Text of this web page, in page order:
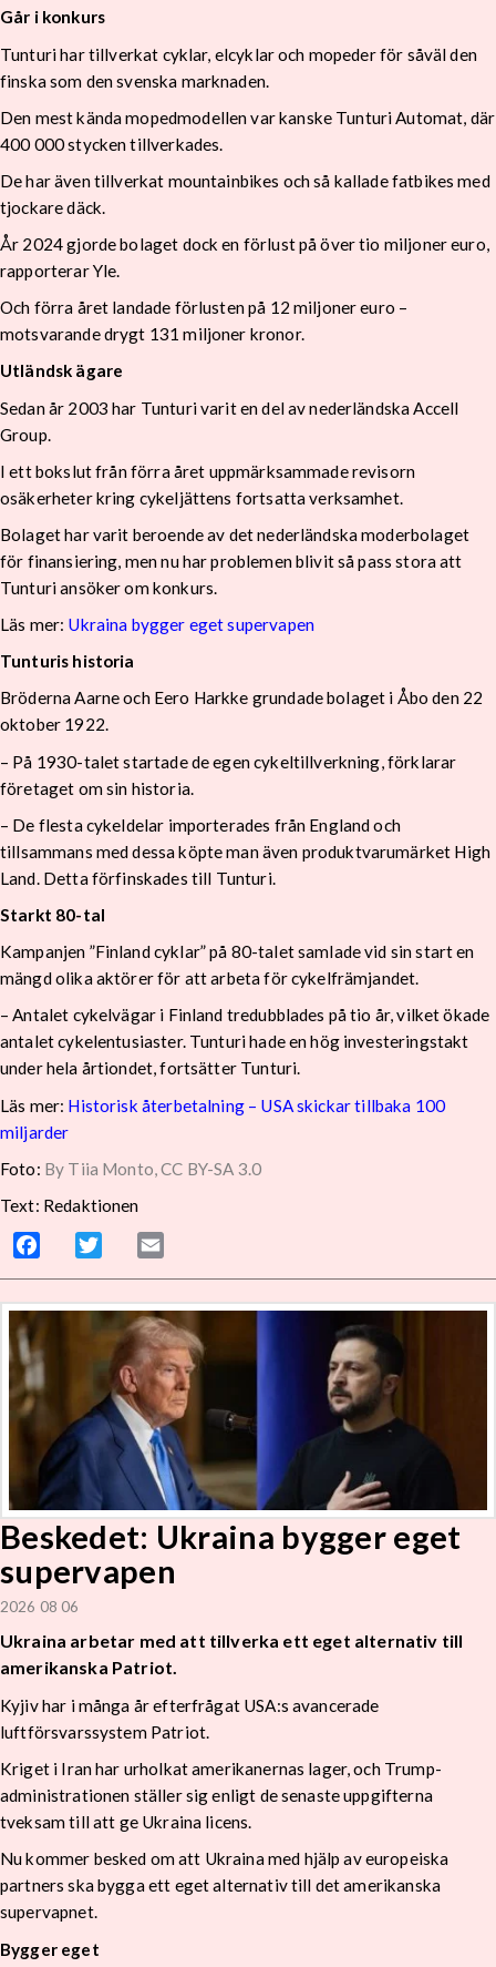
Går i konkurs
Tunturi har tillverkat cyklar, elcyklar och mopeder för såväl den
finska som den svenska marknaden.
Den mest kända mopedmodellen var kanske Tunturi Automat, där
400 000 stycken tillverkades.
De har även tillverkat mountainbikes och så kallade fatbikes med
tjockare däck.
År 2024 gjorde bolaget dock en förlust på över tio miljoner euro,
rapporterar Yle.
Och förra året landade förlusten på 12 miljoner euro –
motsvarande drygt 131 miljoner kronor.
Utländsk ägare
Sedan år 2003 har Tunturi varit en del av nederländska Accell
Group.
I ett bokslut från förra året uppmärksammade revisorn
osäkerheter kring cykeljättens fortsatta verksamhet.
Bolaget har varit beroende av det nederländska moderbolaget
för finansiering, men nu har problemen blivit så pass stora att
Tunturi ansöker om konkurs.
Läs mer: Ukraina bygger eget supervapen
Tunturis historia
Bröderna Aarne och Eero Harkke grundade bolaget i Åbo den 22
oktober 1922.
– På 1930-talet startade de egen cykeltillverkning, förklarar
företaget om sin historia.
– De flesta cykeldelar importerades från England och
tillsammans med dessa köpte man även produktvarumärket High
Land. Detta förfinskades till Tunturi.
Starkt 80-tal
Kampanjen ”Finland cyklar” på 80-talet samlade vid sin start en
mängd olika aktörer för att arbeta för cykelfrämjandet.
– Antalet cykelvägar i Finland tredubblades på tio år, vilket ökade
antalet cykelentusiaster. Tunturi hade en hög investeringstakt
under hela årtiondet, fortsätter Tunturi.
Läs mer: Historisk återbetalning – USA skickar tillbaka 100
miljarder
Foto: By Tiia Monto, CC BY-SA 3.0
Text: Redaktionen
Facebook Twitter
Beskedet: Ukraina bygger eget
supervapen
2026 08 06
Ukraina arbetar med att tillverka ett eget alternativ till
amerikanska Patriot.
Kyjiv har i många år efterfrågat USA:s avancerade
luftförsvarssystem Patriot.
Kriget i Iran har urholkat amerikanernas lager, och Trump-
administrationen ställer sig enligt de senaste uppgifterna
tveksam till att ge Ukraina licens.
Nu kommer besked om att Ukraina med hjälp av europeiska
partners ska bygga ett eget alternativ till det amerikanska
supervapnet.
Bygger eget